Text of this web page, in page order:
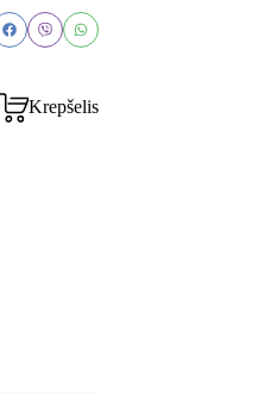
Krepšelis